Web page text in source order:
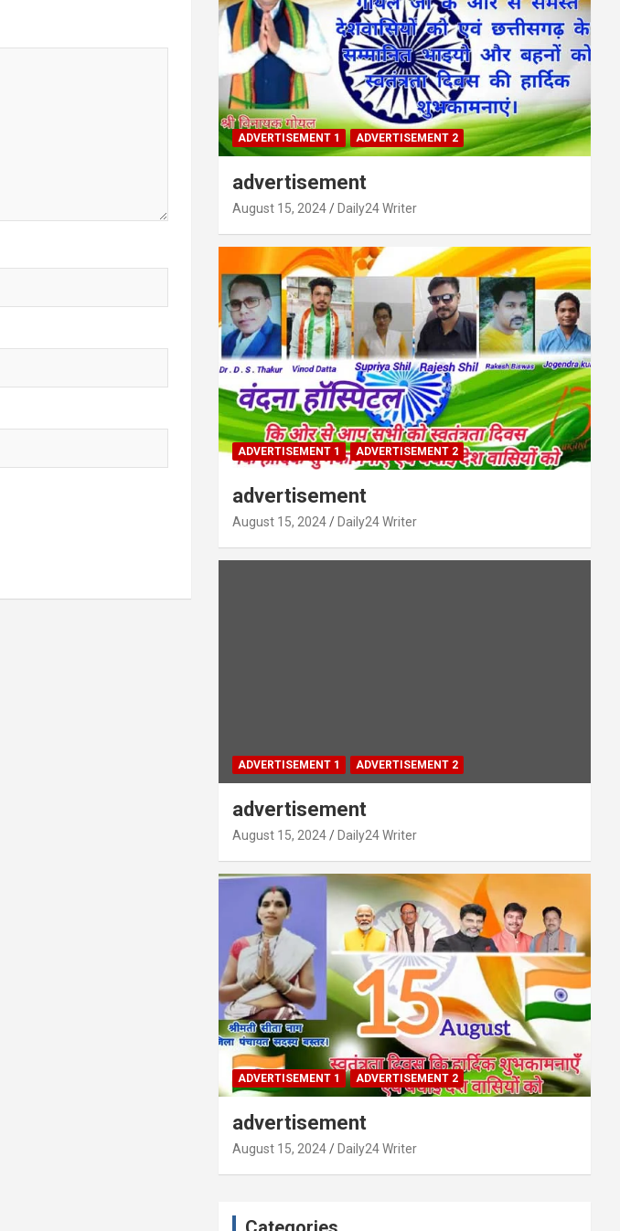
ADVERTISEMENT 1 ADVERTISEMENT 2
advertisement
August 15, 2024 Daily24 Writer
ADVERTISEMENT 1 ADVERTISEMENT 2
advertisement
August 15, 2024 Daily24 Writer
ADVERTISEMENT 1 ADVERTISEMENT 2
advertisement
August 15, 2024 Daily24 Writer
ADVERTISEMENT 1 ADVERTISEMENT 2
advertisement
August 15, 2024 Daily24 Writer